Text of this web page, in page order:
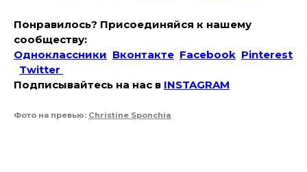
Понравилось? Присоединяйся к нашему
сообществу:
Одноклассники Вконтакте Facebook Pinterest
Twitter
Подписывайтесь на наc в INSTAGRAM
Фото на превью: Christine Sponchia